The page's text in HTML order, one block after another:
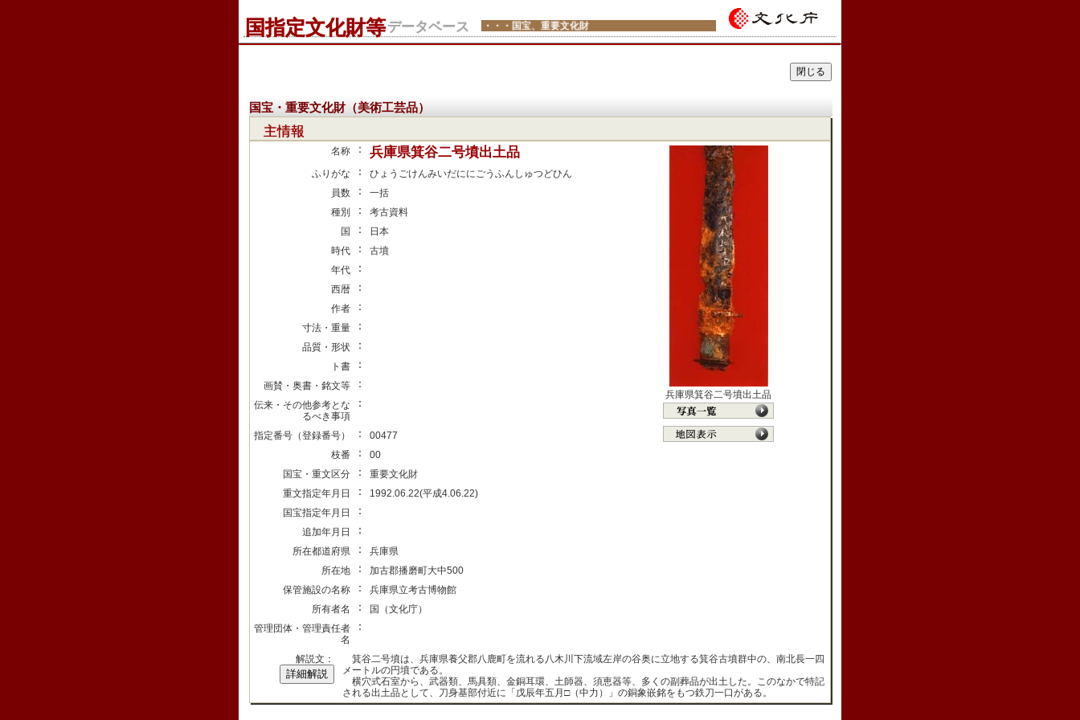
国指定文化財等データベース ・・・国宝、重要文化財
国宝・重要文化財（美術工芸品）
主情報
名称 ： 兵庫県箕谷二号墳出土品
ふりがな ：
ひょうごけんみいだににごうふんしゅつどひん
員数
：
一括
種別
：
考古資料
国
：
日本
時代
：
古墳
年代
：
西暦 ：
作者 ：
寸法・重量 ：
品質・形状 ：
ト書 ：
画賛・奥書・銘文等 ：
伝来・その他参考とな
るべき事項
：
指定番号（登録番号） ：
00477
枝番
：
00
国宝・重文区分
：
重要文化財
重文指定年月日
：
1992.06.22(平成4.06.22)
国宝指定年月日
：
追加年月日 ：
所在都道府県 ：
兵庫県
所在地
：
加古郡播磨町大中500
保管施設の名称
：
兵庫県立考古博物館
所有者名
：
国（文化庁）
管理団体・管理責任者
名
：
兵庫県箕谷二号墳出土品
解説文：
詳細解説
箕谷二号墳は、兵庫県養父郡八鹿町を流れる八木川下流域左岸の谷奥に立地する箕谷古墳群中の、南北長一四
メートルの円墳である。
横穴式石室から、武器類、馬具類、金銅耳環、土師器、須恵器等、多くの副葬品が出土した。このなかで特記
される出土品として、刀身基部付近に「戊辰年五月□（中力）」の銅象嵌銘をもつ鉄刀一口がある。